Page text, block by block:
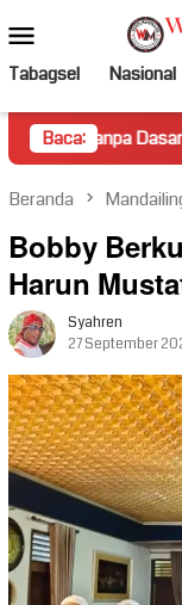
ke
kontenMobile
Tabagsel Nasional
Baca:
Hukum Picu
Beranda
Bobby
Harun
Syahren
27 September